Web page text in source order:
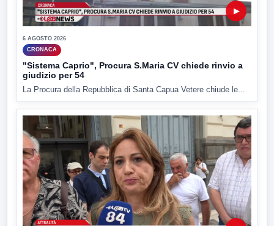
▶
6 AGOSTO 2026
CRONACA
"Sistema Caprio", Procura S.Maria CV chiede rinvio a
giudizio per 54
La Procura della Repubblica di Santa Capua Vetere chiude le...